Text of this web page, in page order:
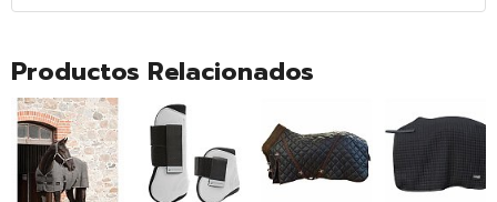
Productos Relacionados